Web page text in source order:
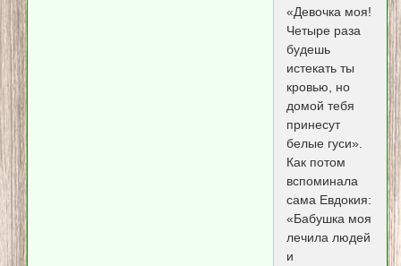
«Девочка моя!
Четыре раза
будешь
истекать ты
кровью, но
домой тебя
принесут
белые гуси».
Как потом
вспоминала
сама Евдокия:
«Бабушка моя
лечила людей
и